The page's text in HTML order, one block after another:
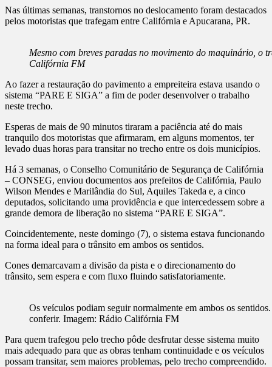
Nas últimas semanas, transtornos no deslocamento foram destacados
pelos motoristas que trafegam entre Califórnia e Apucarana, PR.
Mesmo com breves paradas no movimento do maquinário, o
Califórnia FM
Ao fazer a restauração do pavimento a empreiteira estava usando o
sistema “PARE E SIGA” a fim de poder desenvolver o trabalho
neste trecho.
Esperas de mais de 90 minutos tiraram a paciência até do mais
tranquilo dos motoristas que afirmaram, em alguns momentos, ter
levado duas horas para transitar no trecho entre os dois municípios.
Há 3 semanas, o Conselho Comunitário de Segurança de Califórnia
– CONSEG, enviou documentos aos prefeitos de Califórnia, Paulo
Wilson Mendes e Marilândia do Sul, Aquiles Takeda e, a cinco
deputados, solicitando uma providência e que intercedessem sobre a
grande demora de liberação no sistema “PARE E SIGA”.
Coincidentemente, neste domingo (7), o sistema estava funcionando
na forma ideal para o trânsito em ambos os sentidos.
Cones demarcavam a divisão da pista e o direcionamento do
trânsito, sem espera e com fluxo fluindo satisfatoriamente.
Os veículos podiam seguir normalmente em ambos os
conferir. Imagem: Rádio Califórnia FM
Para quem trafegou pelo trecho pôde desfrutar desse sistema muito
mais adequado para que as obras tenham continuidade e os veículos
possam transitar, sem maiores problemas, pelo trecho compreendido.